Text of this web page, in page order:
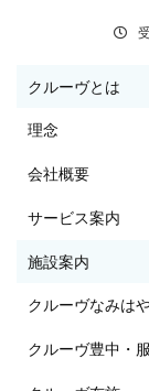
クルーヴとは
理念
会社概要
サービス案内
施設案内
クルーヴなみは
クルーヴ豊中・